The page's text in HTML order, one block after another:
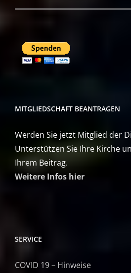
MITGLIEDSCHAFT BEANTRAGEN
Werden Sie jetzt Mitglied der
Unterstützen Sie Ihre Kirche
Ihrem Beitrag.
Weitere Infos hier
SERVICE
COVID 19 – Hinweise